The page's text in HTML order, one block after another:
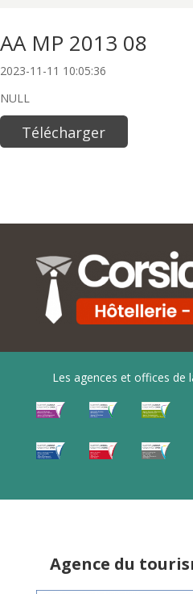
AA MP 2013 08
2023-11-11 10:05:36
NULL
Télécharger
Les agences et offices de
Agence du